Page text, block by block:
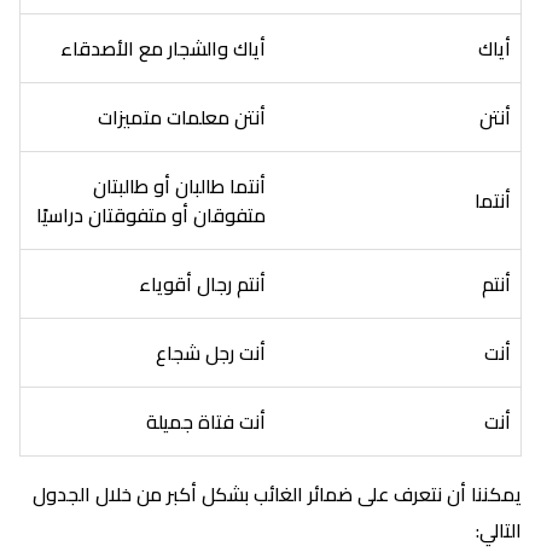
أياك
أياك والشجار مع الأصدقاء
أنتن
أنتن معلمات متميزات
أنتما
أنتما طالبان أو طالبتان
متفوقان أو متفوقتان دراسيًا
أنتم
أنتم رجال أقوياء
أنت
أنت رجل شجاع
أنت
أنت فتاة جميلة
يمكننا أن نتعرف على ضمائر الغائب بشكل أكبر من خلال الجدول
التالي: